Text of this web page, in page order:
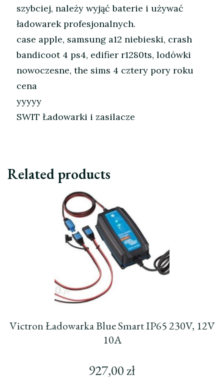
szybciej, należy wyjąć baterie i używać
ładowarek profesjonalnych.
case apple, samsung a12 niebieski, crash
bandicoot 4 ps4, edifier r1280ts, lodówki
nowoczesne, the sims 4 cztery pory roku
cena
yyyyy
SWIT Ładowarki i zasilacze
Related products
Victron Ładowarka Blue Smart IP65 230V, 12V
10A
927,00zł